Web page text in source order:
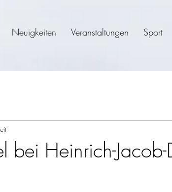
Neuigkeiten Veranstaltungen Sport
bei Heinrich-Jacob-